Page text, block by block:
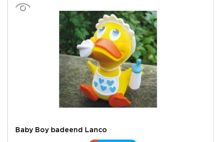
Baby Boy badeend Lanco